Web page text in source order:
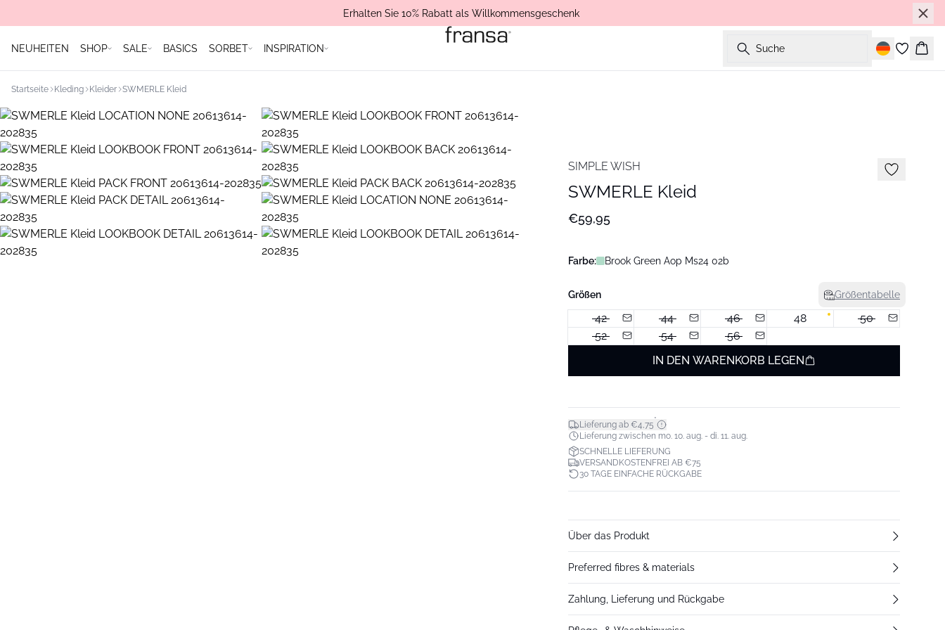
Erhalten Sie 10% Rabatt als Willkommensgeschenk
NEUHEITEN SHOP SALE BASICS SORBET INSPIRATION Suche
Startseite Kleding Kleider SWMERLE Kleid
SIMPLE WISH
SWMERLE Kleid
€59,95
Farbe: Brook Green Aop Ms24 02b
Größen Größentabelle
42 44 46 48
50
52
54
56
IN DEN WARENKORB LEGEN
Lieferung ab €4,75*
Lieferung zwischen mo. 10. aug. - di. 11. aug.
SCHNELLE LIEFERUNG
VERSANDKOSTENFREI AB €75
30 TAGE EINFACHE RÜCKGABE
Über das Produkt
Preferred fibres & materials
Zahlung, Lieferung und Rückgabe